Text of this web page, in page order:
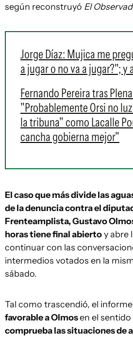
según reconstruyó El
Jorge Díaz: Mujica me
a jugar o no va a jugar?"; y
Fernando Pereira tras
"Probablemente Orsi no
la tribuna" como Lacalle
cancha gobierna mejor"
El caso que más divide las
de la denuncia contra el
Frenteamplista, Gustavo
horas tiene final abiertoy abre
continuar con las
intermedios votados en la
sábado.
Tal como trascendió, el
favorable a Olmosen el
comprueba las situaciones de